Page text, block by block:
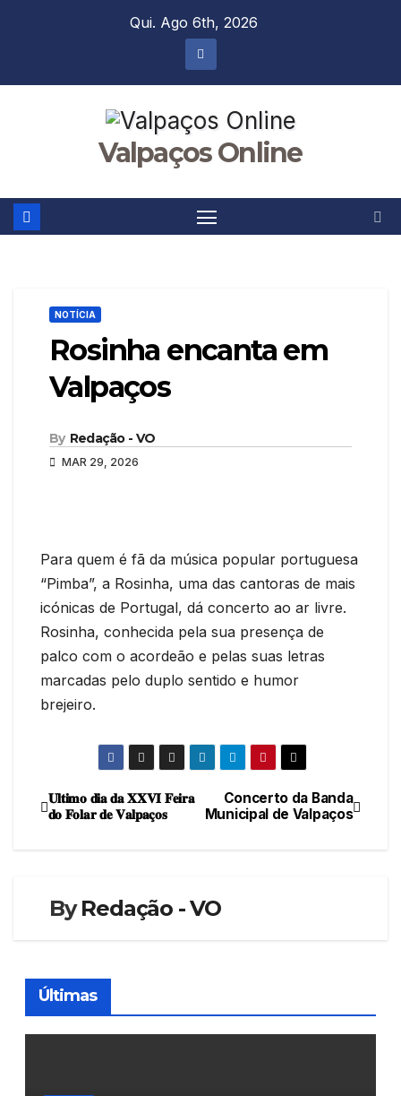
Qui. Ago 6th, 2026
Valpaços Online
NOTÍCIA
Rosinha encanta em
Valpaços
By Redação - VO
MAR 29, 2026
Para quem é fã da música popular portuguesa
“Pimba”, a Rosinha, uma das cantoras de mais
icónicas de Portugal, dá concerto ao ar livre.
Rosinha, conhecida pela sua presença de
palco com o acordeão e pelas suas letras
marcadas pelo duplo sentido e humor
brejeiro.
Navegação
Concerto da Banda
Municipal de Valpaços
𝐔𝐥𝐭𝐢𝐦𝐨 𝐝𝐢𝐚 𝐝𝐚 𝐗𝐗𝐕𝐈 𝐅𝐞𝐢𝐫𝐚
𝐝𝐨 𝐅𝐨𝐥𝐚𝐫 𝐝𝐞 𝐕𝐚𝐥𝐩𝐚𝐜̧𝐨𝐬
ByRedação - VO
Últimas